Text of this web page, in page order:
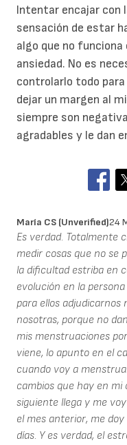
Intentar encajar con
sensación de estar
algo que no
ansiedad. No es
controlarlo todo
dejar un margen al
siempre son
agradables y le dan
María CS (unverified)24
Es verdad. Totalmente
medir cosas que no se
la dificultad estriba en
evolución en la
para ellos adjudicarnos
nosotras, porque no
mis menstruaciones
viene, lo apunto en el
cuando voy a
cambios que hay en mi
siguiente llega y me
el mes anterior, me
días. Y es verdad, el